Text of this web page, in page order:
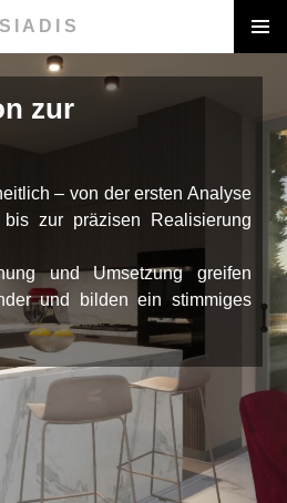
MENÜ
zur
– von der ersten Analyse
zur präzisen Realisierung
und Umsetzung greifen
und bilden ein stimmiges